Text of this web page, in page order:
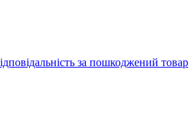
за пошкоджений товар